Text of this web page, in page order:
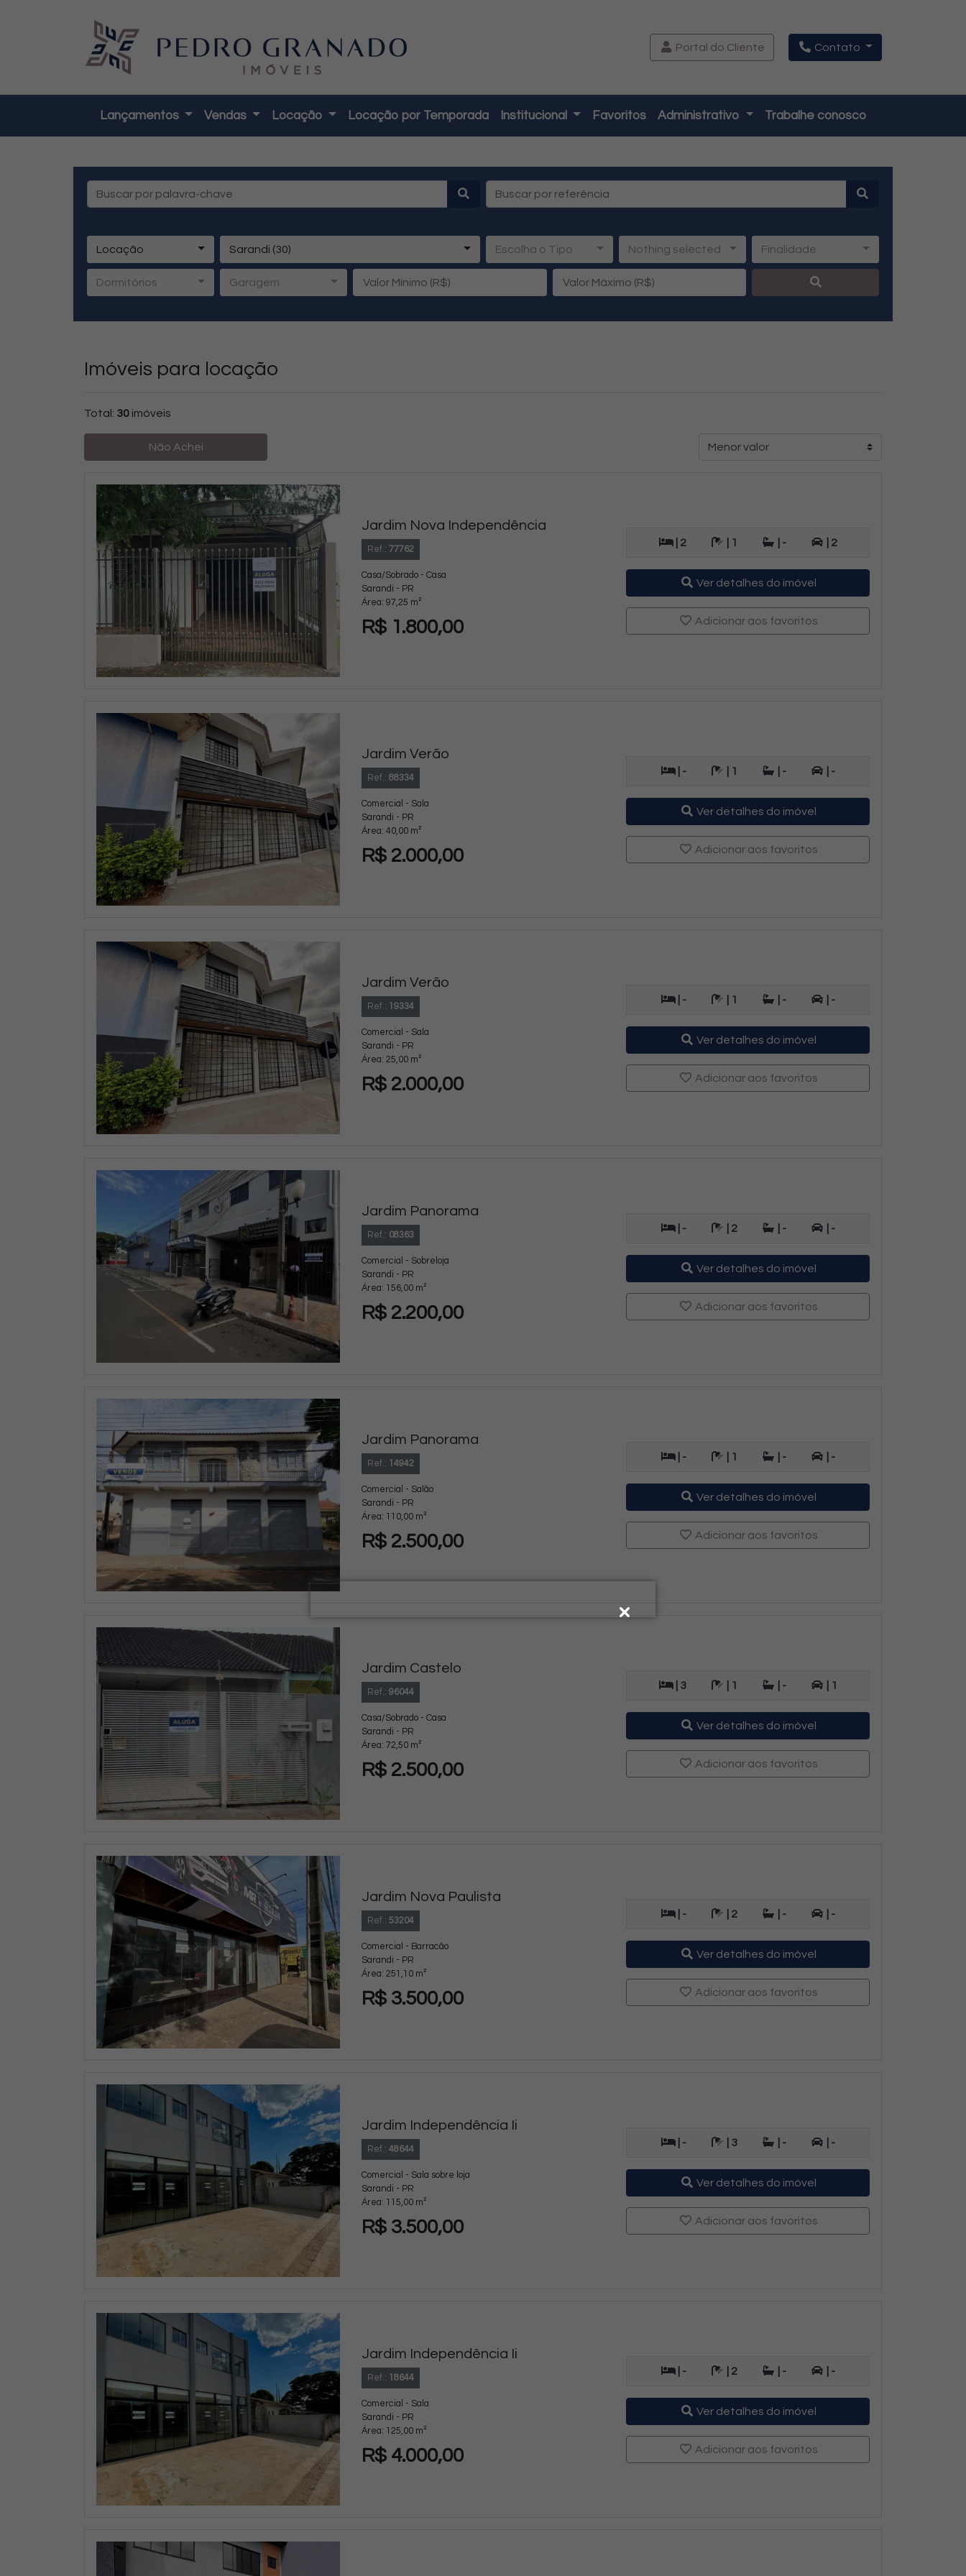
Portal do Cliente Contato
Lançamentos Vendas Locação Locação por Temporada Institucional Favoritos Administrativo Trabalhe conosco
Locação Sarandi (30) Escolha o Tipo Nothing selected Finalidade
Dormitórios Garagem
Imóveis para locação
Total: 30 imóveis
Não Achei
Jardim Nova Independência
Ref.: 77762
Casa/Sobrado - Casa
Sarandi - PR
Área: 97,25 m²
R$ 1.800,00
| 2 | 1 | - | 2
Ver detalhes do imóvel
Adicionar aos favoritos
Jardim Verão
Ref.: 88334
Comercial - Sala
Sarandi - PR
Área: 40,00 m²
R$ 2.000,00
| - | 1 | - | -
Ver detalhes do imóvel
Adicionar aos favoritos
Jardim Verão
Ref.: 19334
Comercial - Sala
Sarandi - PR
Área: 25,00 m²
R$ 2.000,00
| - | 1 | - | -
Ver detalhes do imóvel
Adicionar aos favoritos
Jardim Panorama
Ref.: 08363
Comercial - Sobreloja
Sarandi - PR
Área: 156,00 m²
R$ 2.200,00
| - | 2 | - | -
Ver detalhes do imóvel
Adicionar aos favoritos
Jardim Panorama
Ref.: 14942
Comercial - Salão
Sarandi - PR
Área: 110,00 m²
R$ 2.500,00
| - | 1 | - | -
Ver detalhes do imóvel
Adicionar aos favoritos
Jardim Castelo
Ref.: 96044
Casa/Sobrado - Casa
Sarandi - PR
Área: 72,50 m²
R$ 2.500,00
| 3 | 1 | - | 1
Ver detalhes do imóvel
Adicionar aos favoritos
Jardim Nova Paulista
Ref.: 53204
Comercial - Barracão
Sarandi - PR
Área: 251,10 m²
R$ 3.500,00
| - | 2 | - | -
Ver detalhes do imóvel
Adicionar aos favoritos
Jardim Independência Ii
Ref.: 48644
Comercial - Sala sobre loja
Sarandi - PR
Área: 115,00 m²
R$ 3.500,00
| - | 3 | - | -
Ver detalhes do imóvel
Adicionar aos favoritos
Jardim Independência Ii
Ref.: 18644
Comercial - Sala
Sarandi - PR
Área: 125,00 m²
R$ 4.000,00
| - | 2 | - | -
Ver detalhes do imóvel
Adicionar aos favoritos